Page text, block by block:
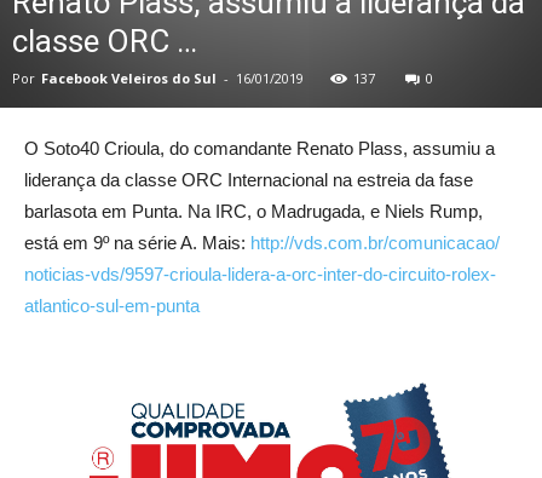
classe ORC …
Por Facebook Veleiros do Sul - 16/01/2019 137 0
O Soto40 Crioula, do comandante Renato Plass, assumiu a
liderança da classe ORC Internacional na estreia da fase
barlasota em Punta. Na IRC, o Madrugada, e Niels Rump,
está em 9º na série A. Mais: http://vds.com.br/comunicacao/
noticias-vds/9597-crioula-lidera-a-orc-inter-do-circuito-rolex-
atlantico-sul-em-punta